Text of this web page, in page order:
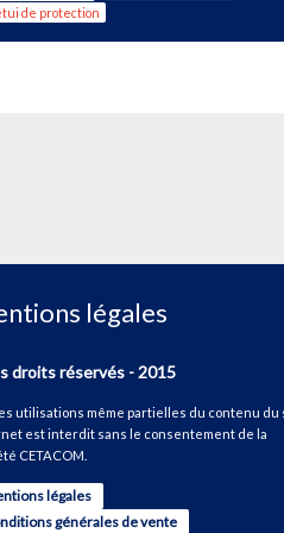
de protection
légales
droits réservés - 2015
utilisations même partielles du contenu du
est interdit sans le consentement de la
CETACOM.
légales
générales de vente